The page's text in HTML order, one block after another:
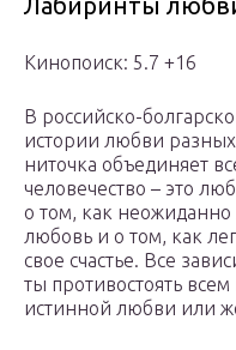
Лабиринты
Кинопоиск: 5.7 +16
В российско-
истории любви
ниточка объединяет
человечество – это
о том, как неожиданно
любовь и о том, как
свое счастье. Все
ты противостоять
истинной любви или